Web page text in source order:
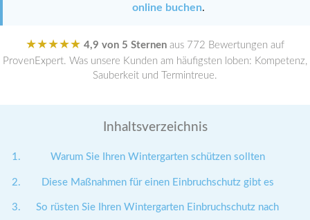
online buchen.
★★★★★ 4,9 von 5 Sternen aus 772 Bewertungen auf
ProvenExpert. Was unsere Kunden am häufigsten loben: Kompetenz,
Sauberkeit und Termintreue.
Inhaltsverzeichnis
Warum Sie Ihren Wintergarten schützen sollten
Diese Maßnahmen für einen Einbruchschutz gibt es
So rüsten Sie Ihren Wintergarten Einbruchschutz nach